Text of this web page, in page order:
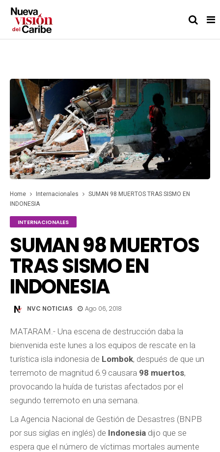
Home Internacionales
SUMAN 98 MUERTOS TRAS SISMO EN
INDONESIA
INTERNACIONALES
SUMAN 98 MUERTOS
TRAS SISMO EN
INDONESIA
NVC NOTICIAS Ago 06, 2018
MATARAM.- Una escena de destrucción daba la
bienvenida este lunes a los equipos de rescate en la
turística isla indonesia de Lombok, después de que un
terremoto de magnitud 6.9 causara 98 muertos,
provocando la huída de turistas afectados por el
segundo terremoto en una semana.
La Agencia Nacional de Gestión de Desastres (BNPB
por sus siglas en inglés) de Indonesia dijo que se
espera que el número de víctimas mortales aumente